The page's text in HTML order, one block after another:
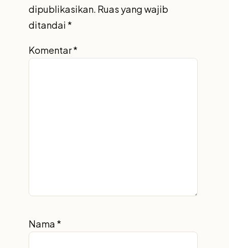
dipublikasikan. Ruas yang wajib
ditandai *
Komentar*
Nama *